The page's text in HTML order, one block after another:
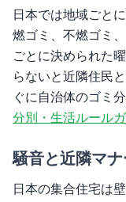
日本では地域ごと
燃ゴミ、不燃ゴミ
ごとに決められた
らないと近隣住民
ぐに自治体のゴミ
分別・生活ルール
騒音と近隣マナ
日本の集合住宅は